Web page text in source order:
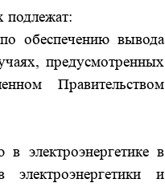
подлежат:
обеспечению вывода
предусмотренных
Правительством
электроэнергетике в
и